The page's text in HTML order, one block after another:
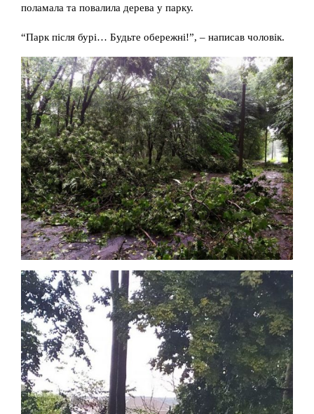
поламала та повалила дерева у парку.
“Парк після бурі… Будьте обережні!”, – написав чоловік.